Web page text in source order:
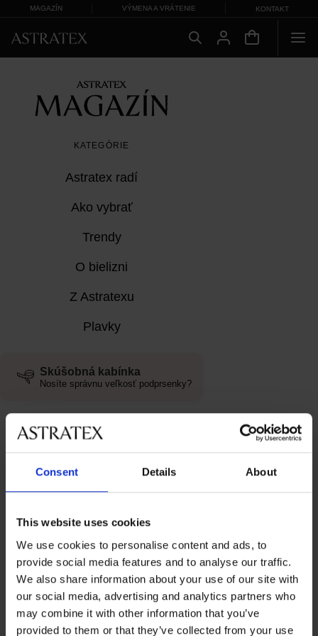
Consent Details About
This website uses cookies
We use cookies to personalise content and ads, to
provide social media features and to analyse our traffic.
We also share information about your use of our site with
our social media, advertising and analytics partners who
may combine it with other information that you’ve
provided to them or that they’ve collected from your use
MAGAZÍN VÝMENA A VRÁTENIE KONTAKT
KATEGÓRIE
Astratex radí
Ako vybrať
Trendy
O bielizni
Z Astratexu
Plavky
Skúšobná kabínka
Nosíte správnu veľkosť podprsenky?
Štítok: Veľké prsia
plavky pre plné tvary
18. mája 2026
ASTRATEX RADÍ
Zmenšujúca podprsenka: Malý trik
pre väčšie sebavedomie